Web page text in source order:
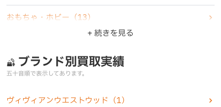
おもちゃ・ホビー （13）
家電製品（6）
カメラ
+ 続きを見る
ブランド別買取実績
五十音順で表示してあります。
ヴィヴィアンウエストウッド （1）